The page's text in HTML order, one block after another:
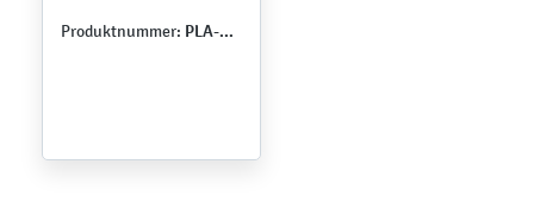
Produktnummer: PLA-ROK-0023